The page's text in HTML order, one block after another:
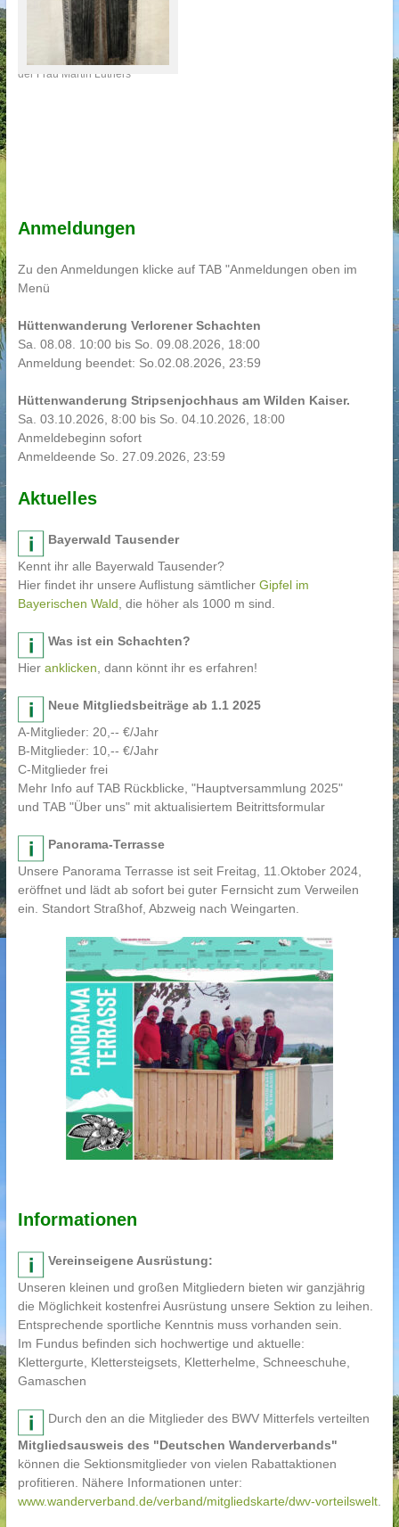
Epitaph der Katarina von Bora,
der Frau Martin Luthers
Anmeldungen
Zu den Anmeldungen klicke auf TAB "Anmeldungen oben im
Menü
Hüttenwanderung Verlorener Schachten
Sa. 08.08. 10:00 bis So. 09.08.2026, 18:00
Anmeldung beendet: So.02.08.2026, 23:59
Hüttenwanderung Stripsenjochhaus am Wilden Kaiser.
Sa. 03.10.2026, 8:00 bis So. 04.10.2026, 18:00
Anmeldebeginn sofort
Anmeldeende So. 27.09.2026, 23:59
Aktuelles
Bayerwald Tausender
Kennt ihr alle Bayerwald Tausender?
Hier findet ihr unsere Auflistung sämtlicher Gipfel im
Bayerischen Wald , die höher als 1000 m sind.
Was ist ein Schachten?
Hieranklicken , dann könnt ihr es erfahren!
Neue Mitgliedsbeiträge ab 1.1 2025
A-Mitglieder: 20,-- €/Jahr
B-Mitglieder: 10,-- €/Jahr
C-Mitglieder frei
Mehr Info auf TAB Rückblicke, "Hauptversammlung 2025"
und TAB "Über uns" mit aktualisiertem Beitrittsformular
Panorama-Terrasse
Unsere Panorama Terrasse ist seit Freitag, 11.Oktober 2024,
eröffnet und lädt ab sofort bei guter Fernsicht zum Verweilen
ein. Standort Straßhof, Abzweig nach Weingarten.
Informationen
Vereinseigene Ausrüstung:
Unseren kleinen und großen Mitgliedern bieten wir ganzjährig
die Möglichkeit kostenfrei Ausrüstung unsere Sektion zu leihen.
Entsprechende sportliche Kenntnis muss vorhanden sein.
Im Fundus befinden sich hochwertige und aktuelle:
Klettergurte, Klettersteigsets, Kletterhelme, Schneeschuhe,
Gamaschen
Durch den an die Mitglieder des BWV Mitterfels verteilten
Mitgliedsausweis des "Deutschen Wanderverbands"
können die Sektionsmitglieder von vielen Rabattaktionen
profitieren. Nähere Informationen unter:
www.wanderverband.de/verband/mitgliedskarte/dwv-vorteilswelt.